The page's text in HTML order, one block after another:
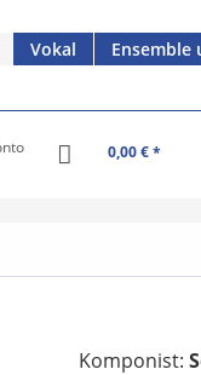
Vokal Ensemble
0,00 € *
Komponist: